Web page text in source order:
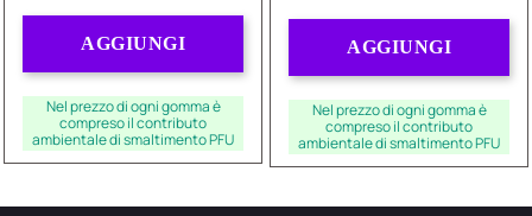
AGGIUNGI
Nel prezzo di ogni gomma è
compreso il contributo
ambientale di smaltimento PFU
AGGIUNGI
Nel prezzo di ogni gomma è
compreso il contributo
ambientale di smaltimento PFU